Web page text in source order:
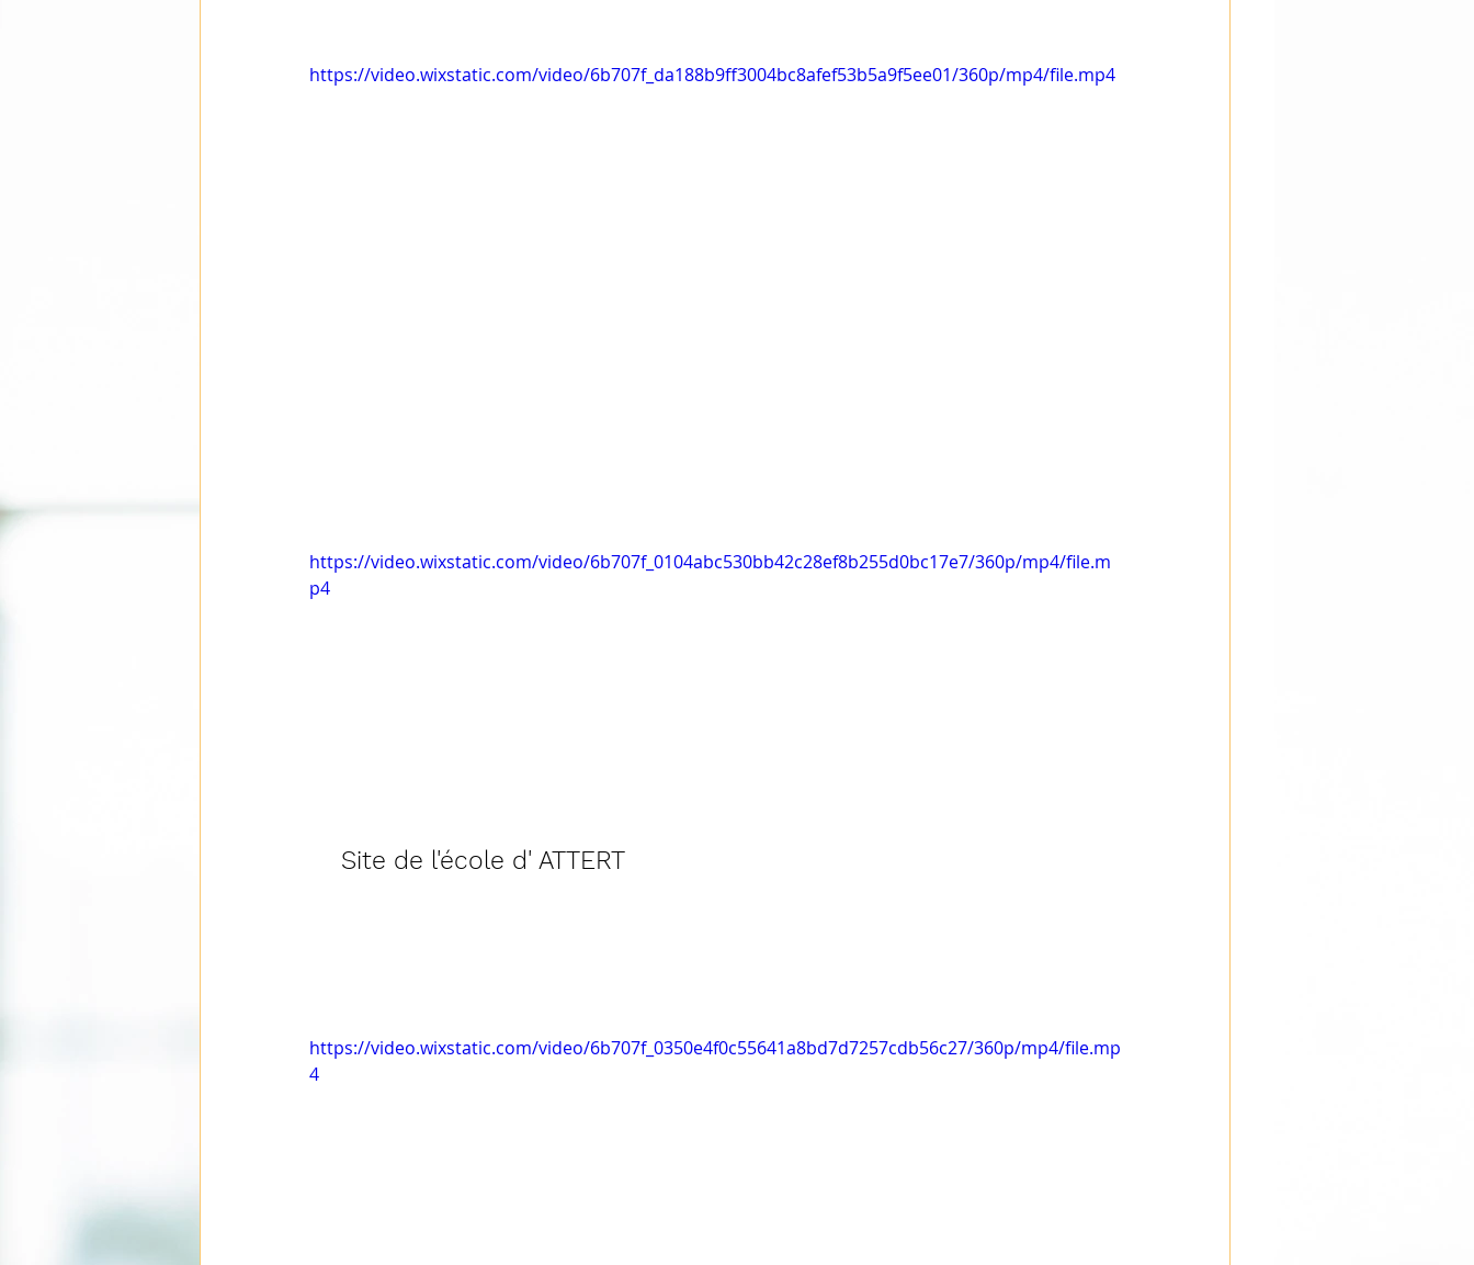
https://video.wixstatic.com/video/6b707f_da188b9ff3004bc8afef53b5a9f5ee01/360p/mp4/file.mp4
https://video.wixstatic.com/video/6b707f_0104abc530bb42c28ef8b255d0bc17e7/360p/mp4/file.m
p4
https://video.wixstatic.com/video/6b707f_0350e4f0c55641a8bd7d7257cdb56c27/360p/mp4/file.mp
4
Site de l'école d' ATTERT